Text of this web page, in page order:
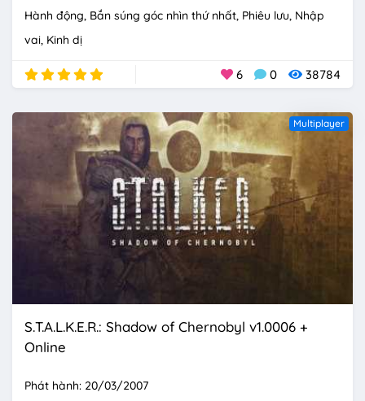
Hành động Bắn súng góc nhìn thứ nhất Phiêu lưu Nhập
vai Kinh dị
6 0 38784
Multiplayer
S.T.A.L.K.E.R.: Shadow of Chernobyl v1.0006 +
Online
Phát hành: 20/03/2007